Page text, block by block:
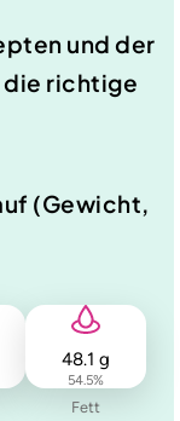
und der
richtige
(Gewicht,
48.1 g
54.5%
Fett